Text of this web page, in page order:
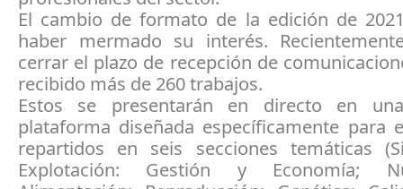
El cambio de formato de la edición de
haber mermado su interés.
cerrar el plazo de recepción de
recibido más de 260 trabajos.
Estos se presentarán en directo en
plataforma diseñada específicamente para
repartidos en seis secciones temáticas
Explotación: Gestión y Economía;